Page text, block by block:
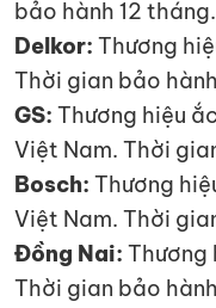
bảo hành 12 tháng.
Delkor: Thương
Thời gian bảo
GS: Thương hiệu
Việt Nam. Thời
Bosch: Thương
Việt Nam. Thời
Đồng Nai: Thương
Thời gian bảo